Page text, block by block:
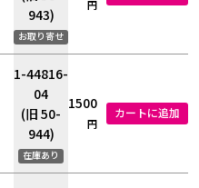
943)
お取り寄せ
円
1-44816-
04
(旧 50-
944)
在庫あり
1500
円
カートに追加